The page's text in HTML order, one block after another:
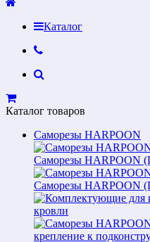
Каталог
Каталог товаров
Саморезы HARPOON
Саморезы HARPOON
Саморезы HARPOON
кровли